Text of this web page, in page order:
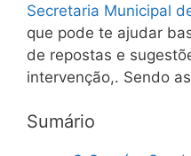
Secretaria Municipal
que pode te ajudar
de repostas e
intervenção,. Sendo
Sumário